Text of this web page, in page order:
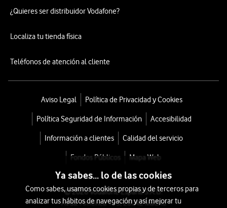
¿Quieres ser distribuidor Vodafone?
Localiza tu tienda física
Teléfonos de atención al cliente
Aviso Legal Política de Privacidad y Cookies
Política Seguridad de Información Accesibilidad
Información a clientes Calidad del servicio
Fondos Públicos Mapa Web
© 2026 Vodafone España S.A.U.
Avda. América 115, 28042 Madrid
Ya sabes... lo de las cookies
Como sabes, usamos cookies propias y de terceros para
analizar tus hábitos de navegación y así mejorar tu